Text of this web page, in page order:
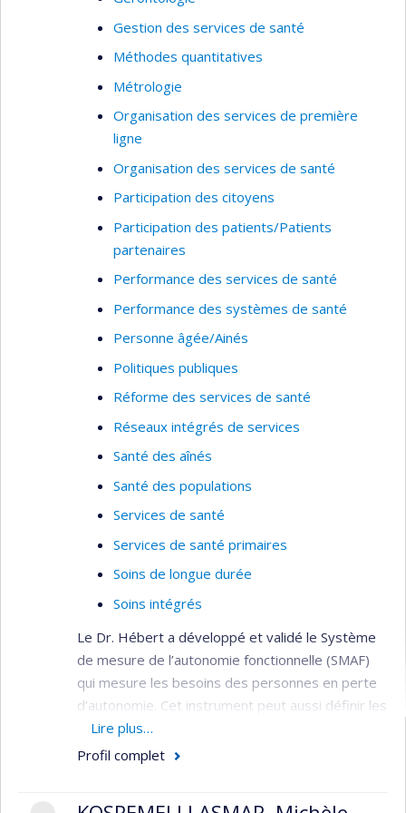
inter-sectorielle dans cet écosystème.
Morgane Gabet est également co-chercheure
pour divers projets ministériels et/ou provinciaux
programmes destinés à renforcer, plus
globalement, l’accès aux soins en première ligne
(par ex. implantation du PQPTM, dirigé par M.
Menear, ou déploiement des cliniques IPS, dirigé
plusieurs revues scientifiques d’importance dont
la Revue canadienne de psychiatrie,
ou encoreInternational Journal of Public Health.
Gestion des services de santé
Méthodes quantitatives
Métrologie
Organisation des services de première
ligne
Organisation des services de santé
Participation des citoyens
Participation des patients/Patients
partenaires
Performance des services de santé
Performance des systèmes de santé
Personne âgée/Ainés
Politiques publiques
Réforme des services de santé
Réseaux intégrés de services
Santé des aînés
Santé des populations
Services de santé
Services de santé primaires
Soins de longue durée
Soins intégrés
Le Dr. Hébert a développé et validé le Système
de mesure de l’autonomie fonctionnelle (SMAF)
qui mesure les besoins des personnes en perte
d’autonomie. Cet instrument peut aussi définir les
ressources requises pour ces personnes dans le
cadre de la gestion du système sociosanitaire.
Lire plus…
Profil complet